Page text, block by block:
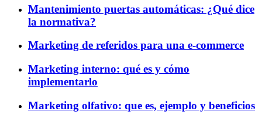
Mantenimiento puertas automáticas: ¿Qué dice
la normativa?
Marketing de referidos para una e-commerce
Marketing interno: qué es y cómo
implementarlo
Marketing olfativo: que es, ejemplo y beneficios